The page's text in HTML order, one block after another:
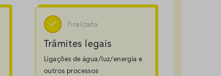
 Finalizada
Trâmites legais
Ligações de água/luz/energia e
outros processos